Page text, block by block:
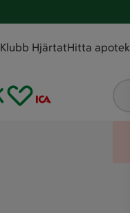
Klubb HjärtatHitta apotek